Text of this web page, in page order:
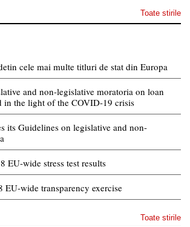
Toate stirile
cele mai multe titluri de stat din Europa
and non-legislative moratoria on loan
in the light of the COVID-19 crisis
its Guidelines on legislative and non-
EU-wide stress test results
EU-wide transparency exercise
Toate stirile